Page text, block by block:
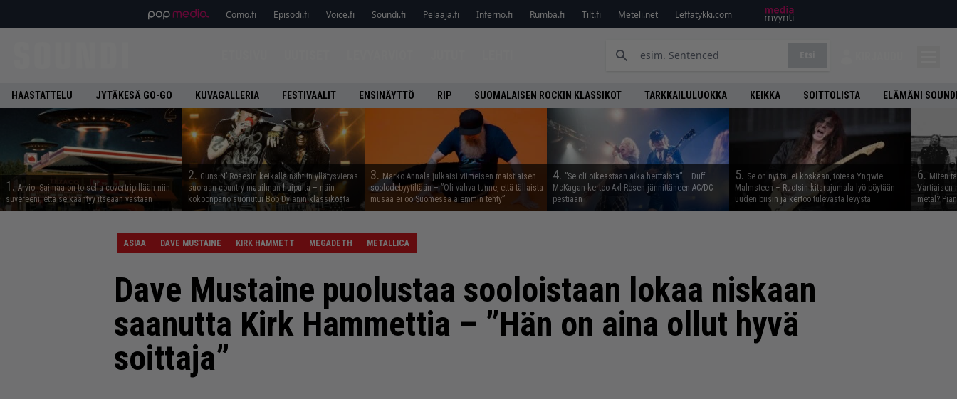
Como.fi Episodi.fi Voice.fi Soundi.fi Pelaaja.fi Inferno.fi Rumba.fi Tilt.fi Meteli.net Leffatykki.com
HAASTATTELU JYTÄKESÄ GO-GO KUVAGALLERIA FESTIVAALIT ENSINÄYTTÖ RIP SUOMALAISEN ROCKIN KLASSIKOT TARKKAILULUOKKA KEIKKA SOITTOLISTA ELÄMÄNI
1. Arvio: Saimaa on toisella covertripillään niin
suvereeni, että se kääntyy itseään vastaan
2. Guns N’ Rosesin keikalla nähtiin yllätysvieras
suoraan country-maailman huipulta – näin
kokoonpano suoriutui Bob Dylanin klassikosta
3. Marko Annala julkaisi viimeisen maistiaisen
soolodebyytiltään – ”Oli vahva tunne, että tällaista
musaa ei oo Suomessa aiemmin tehty”
4. ”Se oli oikeastaan aika herttaista” – Duff
McKagan kertoo Axl Rosen jännittäneen AC/DC-
pestiään
5. Se on nyt tai ei koskaan, toteaa Yngwie
Malmsteen – Ruotsin kitarajumala lyö pöytään
uuden biisin ja kertoo tulevasta levystä
6. Miten
Vartiaisen
metal?
ASIAA DAVE MUSTAINE KIRK HAMMETT MEGADETH METALLICA
Dave Mustaine puolustaa sooloistaan lokaa niskaan
saanutta Kirk Hammettia – ”Hän on aina ollut hyvä
soittaja”